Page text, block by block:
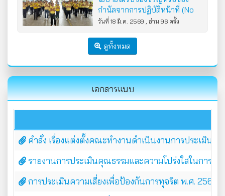
กำนัลจากการปฏิบัติหน้าที่ (No
Gift Policy) ประจำปีงบประมาณ
วันที่ 18 มี.ค. 2569 , อ่าน 96 ครั้ง
ดูทั้งหมด
เอกสารแนบ
คำสั่ง เรื่องแต่งตั้งคณะทำงานดำเนินงานการประเมินคุ
รายงานการประเมินคุณธรรมและความโปร่งใสในการด
การประเมินความเสี่ยงเพื่อป้องกันการทุจริต พ.ศ. 2564